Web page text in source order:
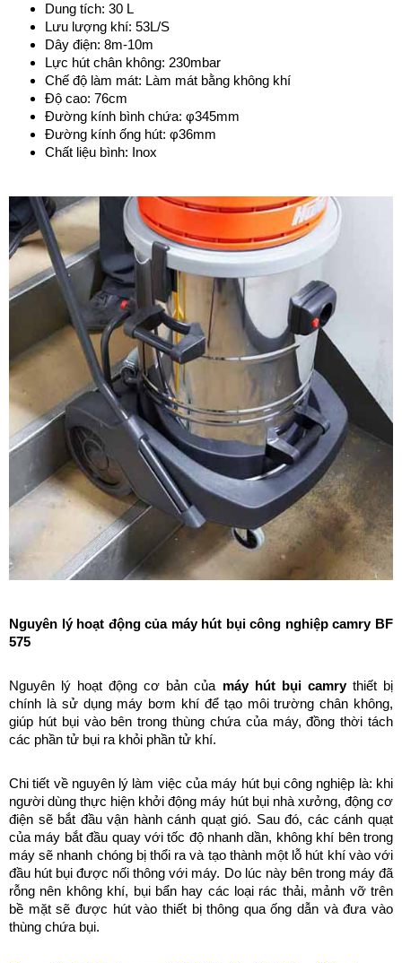
Dung tích: 30 L
Lưu lượng khí: 53L/S
Dây điện: 8m-10m
Lực hút chân không: 230mbar
Chế độ làm mát: Làm mát bằng không khí
Độ cao: 76cm
Đường kính bình chứa: φ345mm
Đường kính ống hút: φ36mm
Chất liệu bình: Inox
Nguyên lý hoạt động của máy hút bụi công nghiệp camry BF
575
Nguyên lý hoạt động cơ bản của máy hút bụi camry thiết bị
chính là sử dụng máy bơm khí để tạo môi trường chân không,
giúp hút bụi vào bên trong thùng chứa của máy, đồng thời tách
các phần tử bụi ra khỏi phần tử khí.
Chi tiết về nguyên lý làm việc của máy hút bụi công nghiệp là: khi
người dùng thực hiện khởi động máy hút bụi nhà xưởng, động cơ
điện sẽ bắt đầu vận hành cánh quạt gió. Sau đó, các cánh quạt
của máy bắt đầu quay với tốc độ nhanh dần, không khí bên trong
máy sẽ nhanh chóng bị thổi ra và tạo thành một lỗ hút khí vào với
đầu hút bụi được nối thông với máy. Do lúc này bên trong máy đã
rỗng nên không khí, bụi bẩn hay các loại rác thải, mảnh vỡ trên
bề mặt sẽ được hút vào thiết bị thông qua ống dẫn và đưa vào
thùng chứa bụi.